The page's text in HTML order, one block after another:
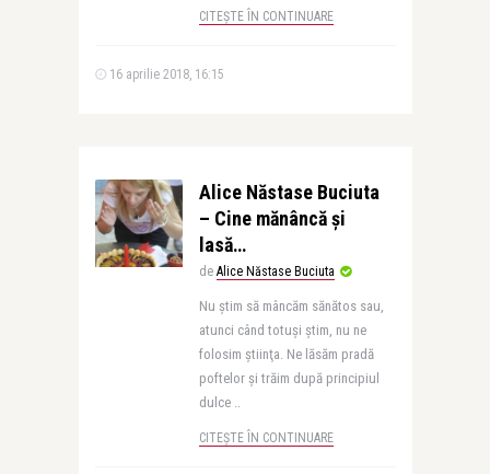
CITEȘTE ÎN CONTINUARE
16 aprilie 2018, 16:15
Alice Năstase Buciuta
– Cine mănâncă și
lasă…
de Alice Năstase Buciuta
Nu ştim să mâncăm sănătos sau,
atunci când totuşi ştim, nu ne
folosim ştiinţa. Ne lăsăm pradă
poftelor şi trăim după principiul
dulce ..
CITEȘTE ÎN CONTINUARE